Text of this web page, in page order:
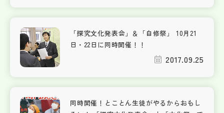
「探究文化発表会」＆「自修祭」 10月21
日・22日に同時開催！！
2017.09.25
同時開催！とことん生徒がやるからおもし